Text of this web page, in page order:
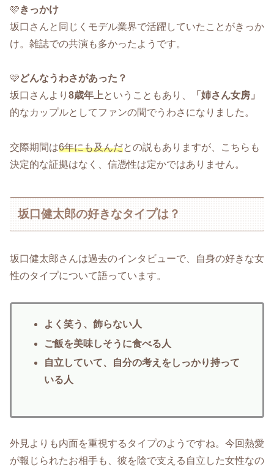
🩷きっかけ
坂口さんと同じくモデル業界で活躍していたことがきっか
け。雑誌での共演も多かったようです。
🩷どんなうわさがあった？
坂口さんより 8歳年上ということもあり、
「姉さん女房」
的なカップルとしてファンの間でうわさになりました。
交際期間は6年にも及んだとの説もありますが、こちらも
決定的な証拠はなく、信憑性は定かではありません。
坂口健太郎の好きなタイプは？
坂口健太郎さんは過去のインタビューで、自身の好きな女
性のタイプについて語っています。
よく笑う、飾らない人
ご飯を美味しそうに食べる人
自立していて、自分の考えをしっかり持って
いる人
外見よりも内面を重視するタイプのようですね。今回熱愛
が報じられたお相手も、彼を陰で支える自立した女性なの